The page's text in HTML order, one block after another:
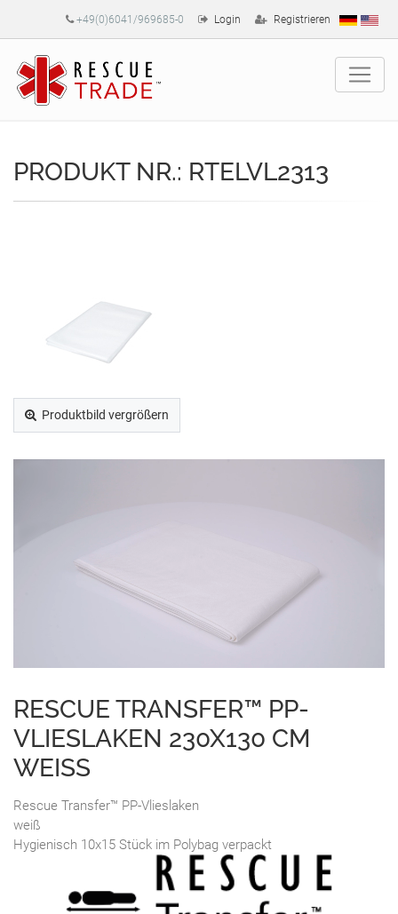
+49(0)6041/969685-0 Login Registrieren
PRODUKT NR.: RTELVL2313
Produktbild vergrößern
RESCUE TRANSFER™ PP-
VLIESLAKEN 230X130 CM
WEISS
Rescue Transfer™ PP-Vlieslaken
weiß
Hygienisch 10x15 Stück im Polybag verpackt